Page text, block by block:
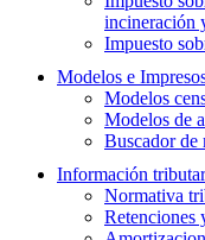
incineración
Impuesto
Modelos e
Modelos
Modelos de
Buscador de
Información
Normativa
Retenciones